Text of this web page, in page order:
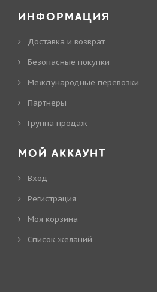
ИНФОРМАЦИЯ
Доставка и возврат
Безопасные покупки
Международные перевозки
Партнеры
Группа продаж
МОЙ АККАУНТ
Вход
Регистрация
Моя корзина
Cписок желаний